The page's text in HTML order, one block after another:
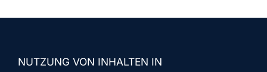
NUTZUNG VON INHALTEN IN